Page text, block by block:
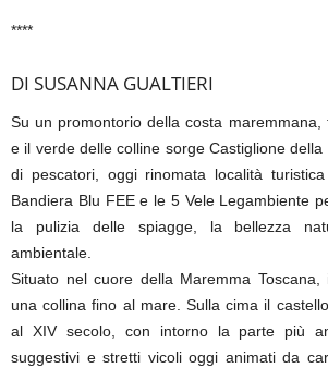
****
DI SUSANNA GUALTIERI
Su un promontorio della costa maremmana,
e il verde delle colline sorge Castiglione
di pescatori, oggi rinomata località
Bandiera Blu FEE e le 5 Vele Legambiente
la pulizia delle spiagge, la bellezza
ambientale.
Situato nel cuore della Maremma
una collina fino al mare. Sulla cima il
al XIV secolo, con intorno la parte più
suggestivi e stretti vicoli oggi animati da